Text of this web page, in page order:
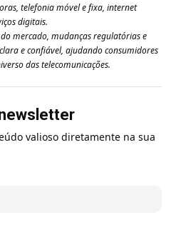
telefonia móvel e fixa, internet
digitais.
mercado, mudanças regulatórias e
e confiável, ajudando consumidores
das telecomunicações.
valioso diretamente na sua